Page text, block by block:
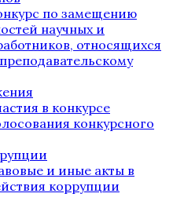
по замещению
научных и
относящихся
в конкурсе
конкурсного
и иные акты в
коррупции